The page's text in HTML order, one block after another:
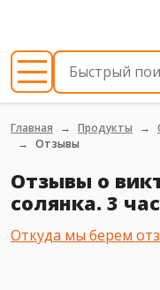
Главная Продукты
Отзывы
Отзывы о
солянка. 3
Откуда мы берем